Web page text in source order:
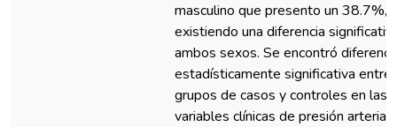
masculino que presento un 38.7%,
existiendo una diferencia
ambos sexos. Se encontró
estadísticamente significativa entre
grupos de casos y controles en las
variables clínicas de presión arterial